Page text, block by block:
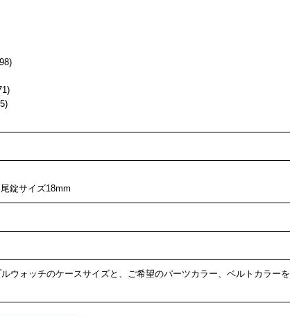
錠サイズ18mm
ウォッチのケースサイズと、ご希望のパーツカラー、ベルトカラーを